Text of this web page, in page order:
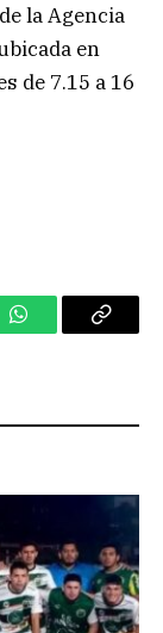
la Agencia
en
de 7.15 a 16
WhatsAppCopy